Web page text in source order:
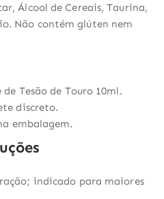
Álcool de Cereais, Taurina,
Não contém glúten nem
de Tesão de Touro 10ml.
discreto.
embalagem.
indicado para maiores